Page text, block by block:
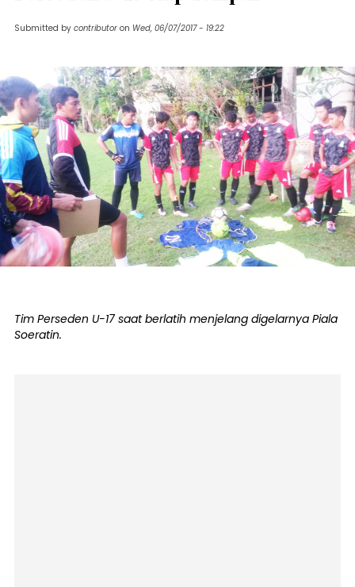
Submitted by contributor on Wed, 06/07/2017 - 19:22
Tim Perseden U-17 saat berlatih menjelang digelarnya Piala
Soeratin.